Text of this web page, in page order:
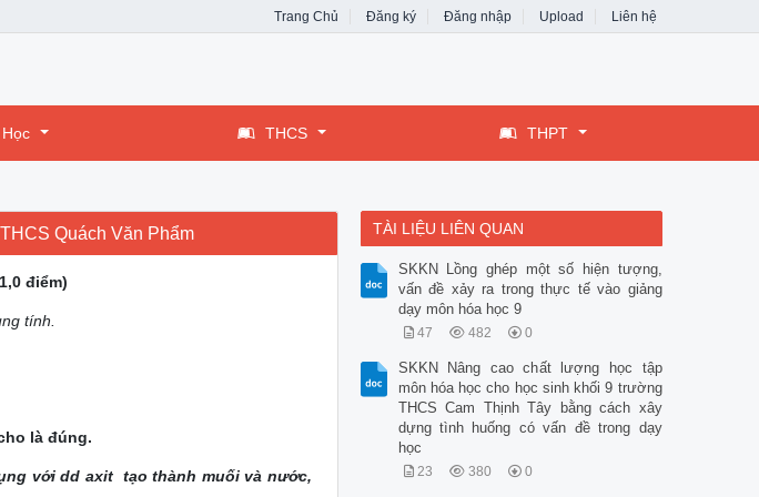
Trang Chủ Đăng ký Đăng nhập Upload Liên hệ
THCS THPT
Quách Văn Phẩm
điểm)
tính.
là đúng.
với dd axit tạo thành muối và nước,
TÀI LIỆU LIÊN QUAN
SKKN Lồng ghép một số hiện tượng,
vấn đề xảy ra trong thực tế vào giảng
dạy môn hóa học 9
47 482 0
SKKN Nâng cao chất lượng học tập
môn hóa học cho học sinh khối 9 trường
THCS Cam Thịnh Tây bằng cách xây
dựng tình huống có vấn đề trong dạy
học
23 380 0